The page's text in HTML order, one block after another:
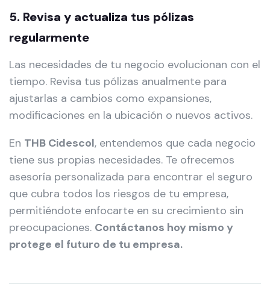
5. Revisa y actualiza tus pólizas
regularmente
Las necesidades de tu negocio evolucionan con el
tiempo. Revisa tus pólizas anualmente para
ajustarlas a cambios como expansiones,
modificaciones en la ubicación o nuevos activos.
En THB Cidescol, entendemos que cada negocio
tiene sus propias necesidades. Te ofrecemos
asesoría personalizada para encontrar el seguro
que cubra todos los riesgos de tu empresa,
permitiéndote enfocarte en su crecimiento sin
preocupaciones. Contáctanos hoy mismo y
protege el futuro de tu empresa.